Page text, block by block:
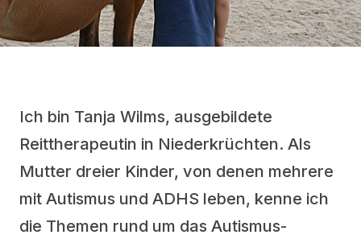
Ich bin Tanja Wilms, ausgebildete
Reittherapeutin in Niederkrüchten. Als
Mutter dreier Kinder, von denen mehrere
mit Autismus und ADHS leben, kenne ich
die Themen rund um das Autismus-